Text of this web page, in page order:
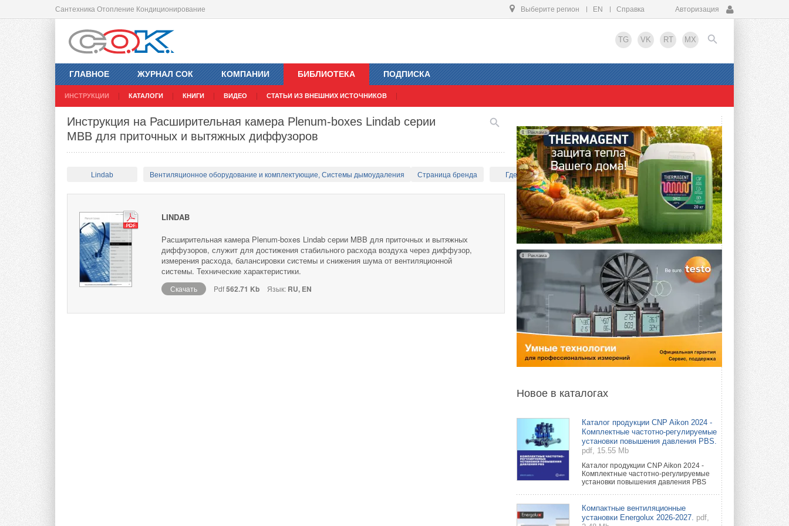
Сантехника Отопление Кондиционирование Выберите регион EN Справка Авторизация
TG VK RT MX
ГЛАВНОЕ ЖУРНАЛ СОК КОМПАНИИ БИБЛИОТЕКА
ИНСТРУКЦИИ КАТАЛОГИ КНИГИ ВИДЕО СТАТЬИ ИЗ ВНЕШНИХ ИСТОЧНИКОВ
ПОДПИСКА
EN
Инструкция на Расширительная камера Рlenum-boxes Lindab серии
MBB для приточных и вытяжных диффузоров
Lindab Вентиляционное оборудование и комплектующие, Системы дымоудаления Страница бренда Где купить?
LINDAB
Расширительная камера Рlenum-boxes Lindab серии MBB для приточных и вытяжных
диффузоров, служит для достижения стабильного расхода воздуха через диффузор,
измерения расхода, балансировки системы и снижения шума от вентиляционной
системы. Технические характеристики.
Скачать Pdf562.71 Kb Язык: RU, EN
Реклама
Реклама
Новое в каталогах
Каталог продукции CNP Aikon 2024 -
Комплектные частотно-регулируемые
установки повышения давления PBS.
pdf, 15.55 Mb
Каталог продукции CNP Aikon 2024 -
Комплектные частотно-регулируемые
установки повышения давления PBS
Компактные вентиляционные
установки Energolux 2026-2027. pdf,